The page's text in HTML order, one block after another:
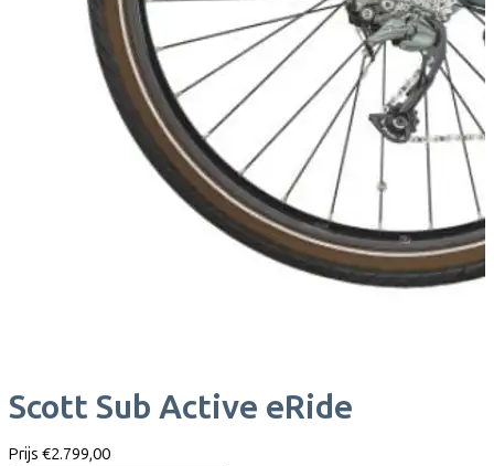
Scott Sub Active eRide
Prijs €2.799,00